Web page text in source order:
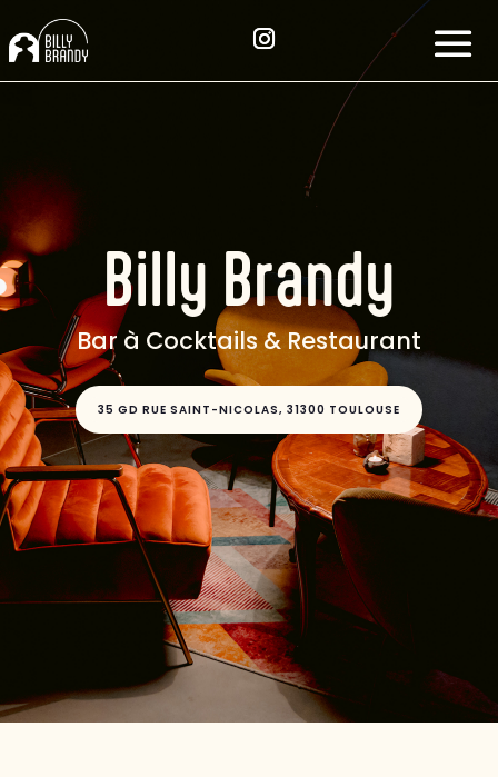
Billy Brandy
Bar à Cocktails & Restaurant
35 GD RUE SAINT-NICOLAS, 31300 TOULOUSE